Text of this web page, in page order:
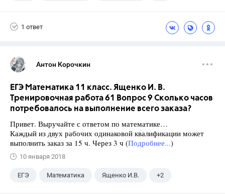
1 ответ
Антон Корочкин
ЕГЭ Математика 11 класс. Ященко И. В.
Тренировочная работа 61 Вопрос 9 Сколько часов
потребовалось на выполнение всего заказа?
Привет. Выручайте с ответом по математике…
Каждый из двух рабочих одинаковой квалификации может
выполнить заказ за 15 ч. Через 3 ч (Подробнее...)
10 января 2018
ЕГЭ Математика Ященко И.В. +2